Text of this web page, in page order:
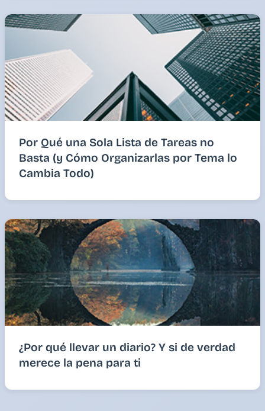
Por Qué una Sola Lista de Tareas no
Basta (y Cómo Organizarlas por Tema lo
Cambia Todo)
¿Por qué llevar un diario? Y si de verdad
merece la pena para ti